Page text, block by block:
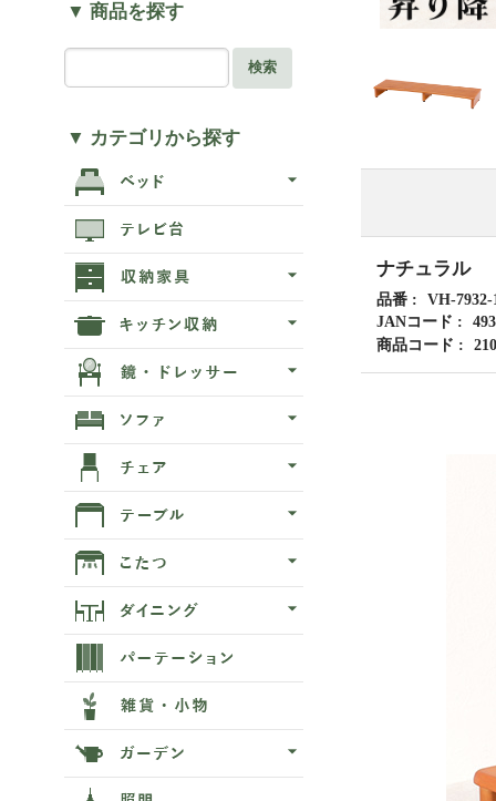
ナチュラル
品番
VH-7932-
JANコード
商品コード
▼ 商品を探す
検索
▼ カテゴリから探す